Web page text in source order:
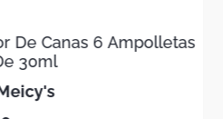
De Canas 6 Ampolletas
30ml
meicy's